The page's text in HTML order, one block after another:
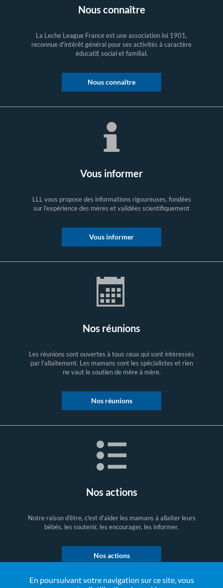
En poursuivant votre navigation sur ce site, vous
Nous connaître
La Leche League France est une association loi 1901,
reconnue d'intérêt général pour ses activités à caractère
éducatif, social et familial.
Nous connaître
Vous informer
LLL vous propose des informations rigoureuses, fondées
sur l’expérience des mères et validées scientifiquement
Vous informer
Nos réunions
Les réunions sont ouvertes à tous ceux qui sont intéressés
par l’allaitement. Les mamans sont les spécialistes et rien
ne vaut le soutien de mère à mère.
Nos réunions
Nos actions
Notre raison d'être, c'est d'aider les mamans à allaiter leurs
bébés, les soutenir, les encourager, les informer.
Nos actions